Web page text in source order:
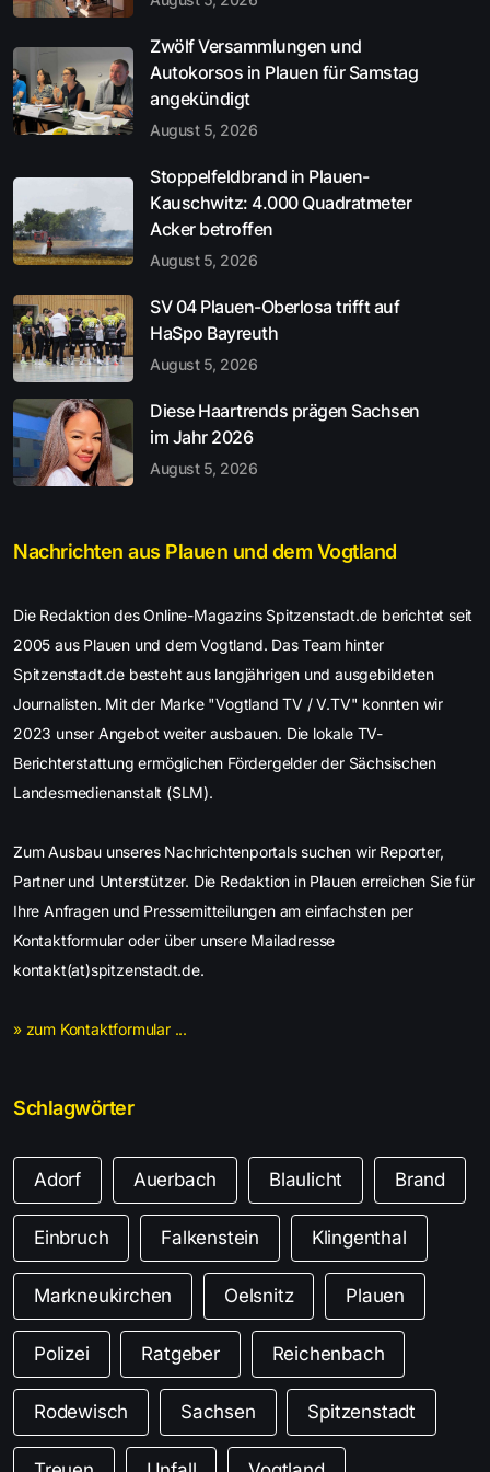
Zwölf Versammlungen und
Autokorsos in Plauen für Samstag
angekündigt
August 5, 2026
Stoppelfeldbrand in Plauen-
Kauschwitz: 4.000 Quadratmeter
Acker betroffen
August 5, 2026
SV 04 Plauen-Oberlosa trifft auf
HaSpo Bayreuth
August 5, 2026
Diese Haartrends prägen Sachsen
im Jahr 2026
August 5, 2026
Nachrichten aus Plauen und dem Vogtland
Die Redaktion des Online-Magazins Spitzenstadt.de berichtet seit
2005 aus Plauen und dem Vogtland. Das Team hinter
Spitzenstadt.de besteht aus langjährigen und ausgebildeten
Journalisten. Mit der Marke "Vogtland TV / V.TV" konnten wir
2023 unser Angebot weiter ausbauen. Die lokale TV-
Berichterstattung ermöglichen Fördergelder der Sächsischen
Landesmedienanstalt (SLM).
Zum Ausbau unseres Nachrichtenportals suchen wir Reporter,
Partner und Unterstützer. Die Redaktion in Plauen erreichen Sie für
Ihre Anfragen und Pressemitteilungen am einfachsten per
Kontaktformular oder über unsere Mailadresse
kontakt(at)spitzenstadt.de.
» zum Kontaktformular ...
Schlagwörter
Adorf Auerbach Blaulicht Brand
Einbruch Falkenstein Klingenthal
Markneukirchen Oelsnitz Plauen
Polizei Ratgeber Reichenbach
Rodewisch Sachsen Spitzenstadt